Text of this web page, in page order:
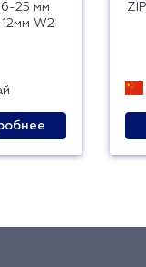
25 мм
W2